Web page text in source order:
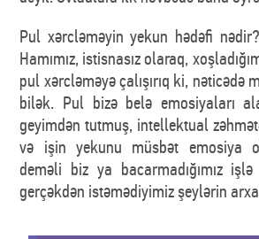
Pul xərcləməyin yekun hədəfi
Hamımız, istisnasız olaraq,
pul xərcləməyə çalışırıq ki, nəticədə
bilək. Pul bizə belə emosiyaları
geyimdən tutmuş, intellektual
və işin yekunu müsbət emosiya
deməli biz ya bacarmadığımız
gerçəkdən istəmədiyimiz şeylərin